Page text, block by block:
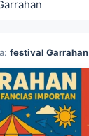
festival Garrahan